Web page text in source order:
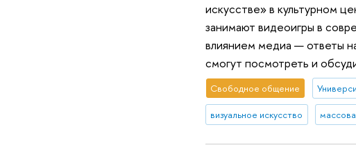
искусстве» в культурном
занимают видеоигры в
влиянием медиа — ответы
смогут посмотреть и
Свободное общение
визуальное искусство